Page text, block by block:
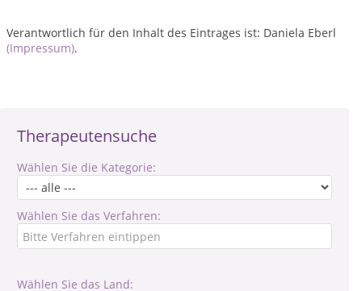
Therapeutensuche
Wählen Sie die Kategorie:
Wählen Sie das Verfahren:
Wählen Sie das Land:
Verantwortlich für den Inhalt des Eintrages ist: Daniela Eberl
(Impressum).